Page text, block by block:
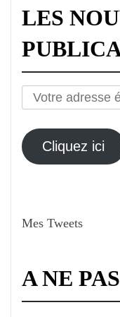
LES
Votre
électronique
Cliquez ici
Mes Tweets
A NE